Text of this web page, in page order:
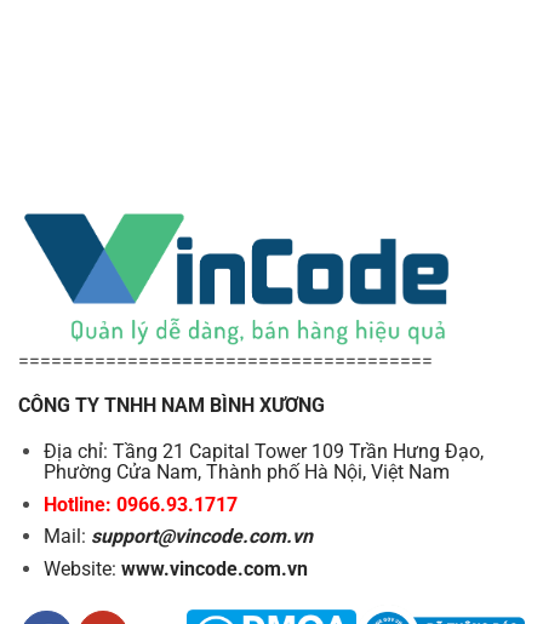
======================================
CÔNG TY TNHH NAM BÌNH XƯƠNG
Địa chỉ: Tầng 21 Capital Tower 109 Trần Hưng Đạo,
Phường Cửa Nam, Thành phố Hà Nội, Việt Nam
Hotline: 0966.93.1717
Mail: support@vincode.com.vn
Website: www.vincode.com.vn